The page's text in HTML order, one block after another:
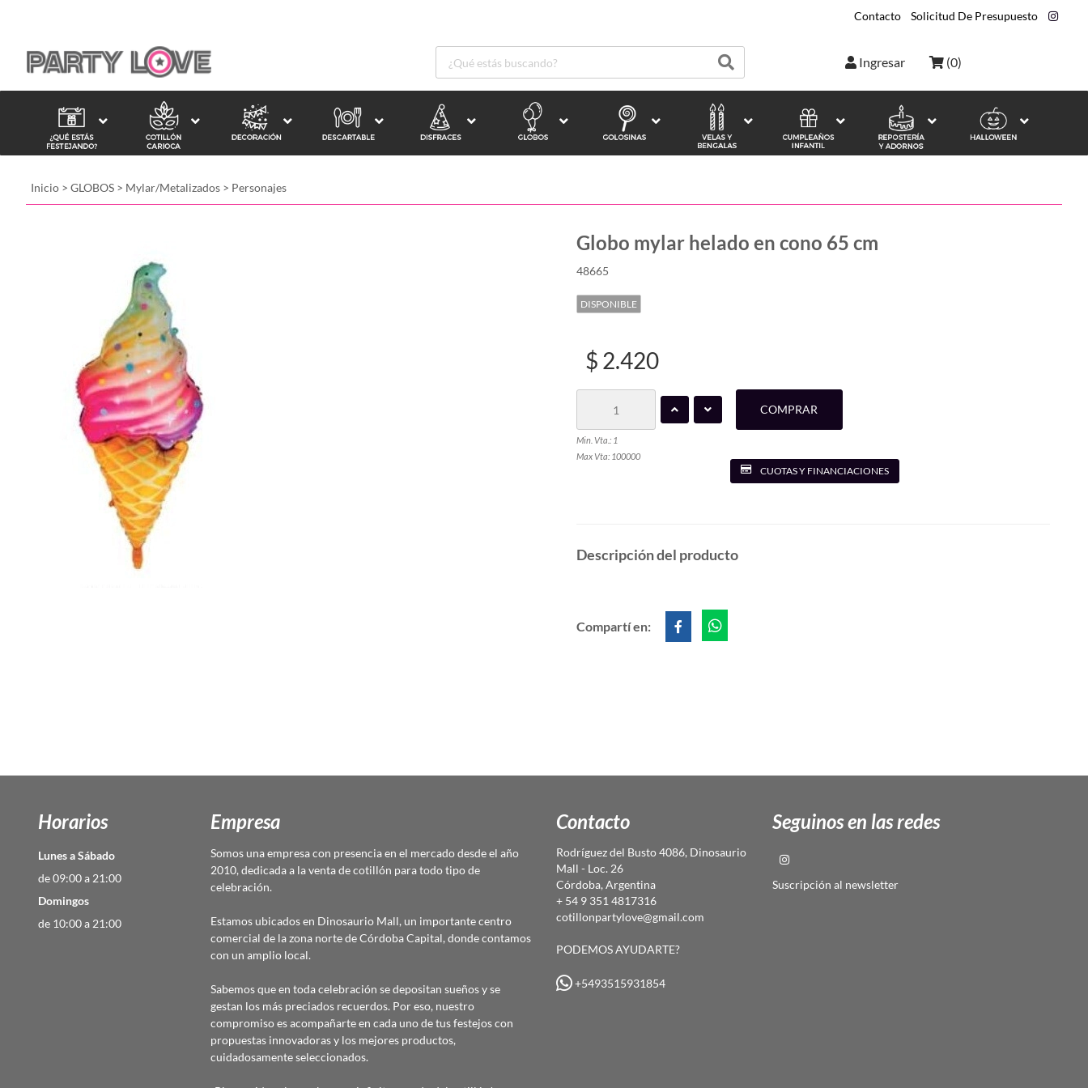
Contacto Solicitud De Presupuesto
Ingresar (0)
Inicio > GLOBOS > Mylar/Metalizados > Personajes
Globo mylar helado en cono 65 cm
48665
DISPONIBLE
$ 2.420
Min. Vta.: 1
Max Vta: 100000
COMPRAR
CUOTAS Y FINANCIACIONES
Descripción del producto
Compartí en:
Horarios
Lunes a Sábado
de 09:00 a 21:00
Domingos
de 10:00 a 21:00
Empresa
Somos una empresa con presencia en el mercado desde el año
2010, dedicada a la venta de cotillón para todo tipo de
celebración.
Estamos ubicados en Dinosaurio Mall, un importante centro
comercial de la zona norte de Córdoba Capital, donde contamos
con un amplio local.
Sabemos que en toda celebración se depositan sueños y se
gestan los más preciados recuerdos. Por eso, nuestro
compromiso es acompañarte en cada uno de tus festejos con
propuestas innovadoras y los mejores productos,
cuidadosamente seleccionados.
Contacto
Rodríguez del Busto 4086, Dinosaurio
Mall - Loc. 26
Córdoba, Argentina
+ 54 9 351 4817316
cotillonpartylove@gmail.com
PODEMOS AYUDARTE?
+5493515931854
Seguinos en las redes
Suscripción al newsletter